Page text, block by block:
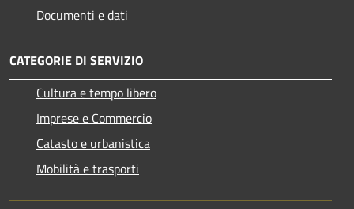
Documenti e dati
CATEGORIE DI SERVIZIO
Cultura e tempo libero
Imprese e Commercio
Catasto e urbanistica
Mobilità e trasporti